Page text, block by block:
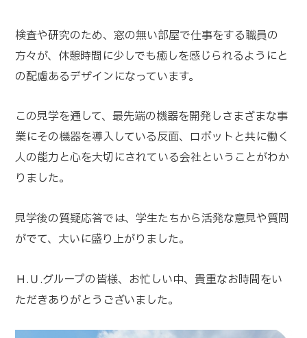
検査や研究のため、窓の無い部屋で仕事をする職員の
方々が、休憩時間に少しでも癒しを感じられるようにと
の配慮あるデザインになっています。
この見学を通して、最先端の機器を開発しさまざまな事
業にその機器を導入している反面、ロボットと共に働く
人の能力と心を大切にされている会社ということがわか
りました。
見学後の質疑応答では、学生たちから活発な意見や質問
がでて、大いに盛り上がりました。
Ｈ.Ｕ.グループの皆様、お忙しい中、貴重なお時間をい
ただきありがとうございました。